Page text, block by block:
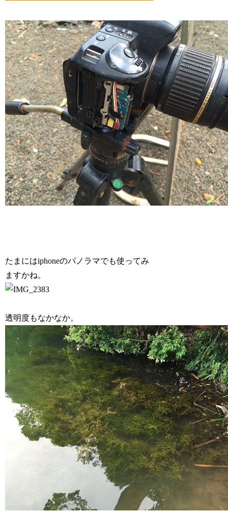
たまにはiphoneのパノラマでも使ってみ
ますかね。
透明度もなかなか。